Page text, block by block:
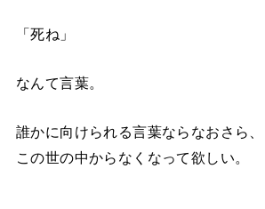
「死ね」
なんて言葉。
誰かに向けられる言葉ならなおさら、
この世の中からなくなって欲しい。